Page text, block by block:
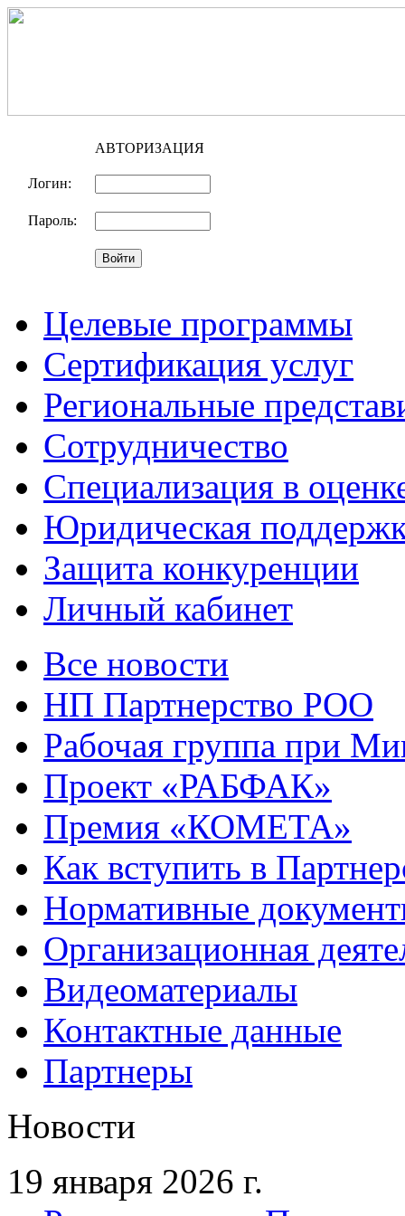
АВТОРИЗАЦИЯ
Логин:
Пароль:
Целевые программы
Сертификация услуг
Региональные
Сотрудничество
Специализация в
Юридическая
Защита конкуренции
Личный кабинет
Все новости
НП Партнерство РОО
Рабочая группа при
Проект «РАБФАК»
Премия «КОМЕТА»
Как вступить в
Нормативные
Организационная
Видеоматериалы
Контактные данные
Партнеры
Новости
19 января 2026 г.